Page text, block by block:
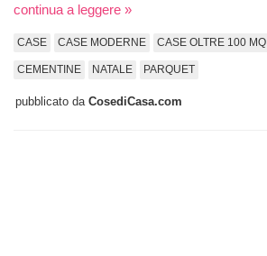
continua a leggere »
CASE CASE MODERNE CASE OLTRE 100 MQ
CEMENTINE NATALE PARQUET
pubblicato da CosediCasa.com